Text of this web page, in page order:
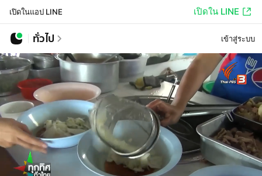
เปิดในแอป LINE เปิดใน LINE
ทั่วไป เข้าสู่ระบบ